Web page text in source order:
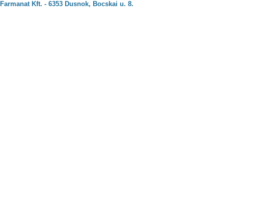
Farmanat Kft. - 6353 Dusnok, Bocskai u. 8.